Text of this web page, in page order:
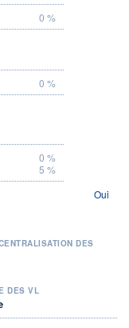
0 %
0 %
0 %
5 %
Oui
DES
DES VL